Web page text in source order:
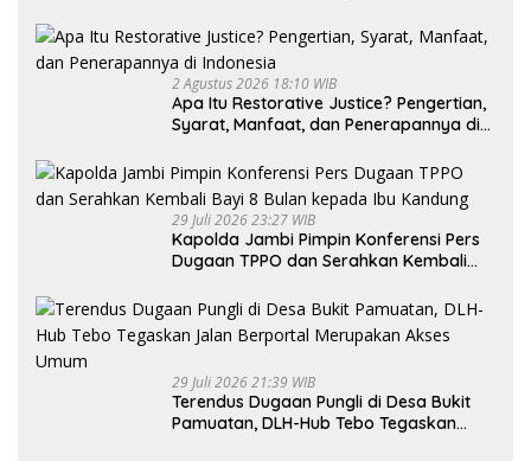
2 Agustus 2026 18:10 WIB
Apa Itu Restorative Justice? Pengertian,
Syarat, Manfaat, dan Penerapannya di
29 Juli 2026 23:27 WIB
Kapolda Jambi Pimpin Konferensi Pers
Dugaan TPPO dan Serahkan Kembali
29 Juli 2026 21:39 WIB
Terendus Dugaan Pungli di Desa Bukit
Pamuatan, DLH-Hub Tebo Tegaskan